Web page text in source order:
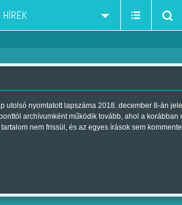
utolsó nyomtatott lapszáma 2018. december 8-án
archívumként működik tovább, ahol a korábban
nem frissül, és az egyes írások sem
HÍREK